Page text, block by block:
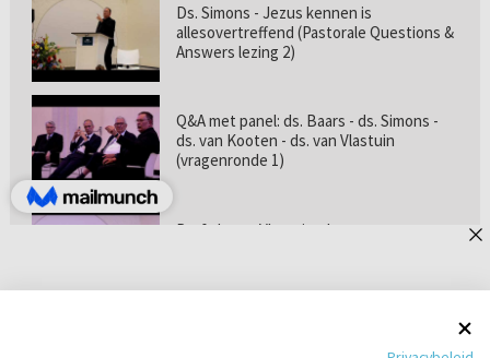
Ds. Simons - Jezus kennen is
allesovertreffend (Pastorale Questions &
Answers lezing 2)
Q&A met panel: ds. Baars - ds. Simons -
ds. van Kooten - ds. van Vlastuin
(vragenronde 1)
Prof. dr. van Vlastuin - Is